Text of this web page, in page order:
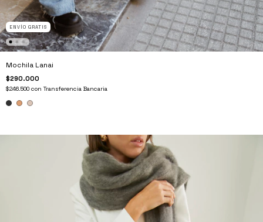
ENVÍO GRATIS
Mochila Lanai
$290.000
$246.500 con Transferencia Bancaria